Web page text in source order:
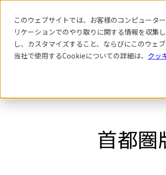
このウェブサイトでは、お客様のコンピュー
リケーションでのやり取りに関する情報を収集
し、カスタマイズすること、ならびにこのウェ
当社で使用するCookieについての詳細は、 クッ
サービス
首都